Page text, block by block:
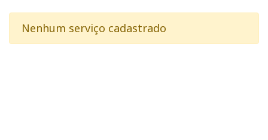
Nenhum serviço cadastrado